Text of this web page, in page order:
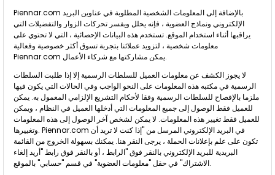
Piennar.com بالإضافة إلى المعلومات الشخصية المطلوبة في عناوين البريد
الإلكتروني ونماذج العضوية ، فإنه يحلل ويفسر تحركات الزوار والتفضيلات التي
يراقبها أثناء استخدام الموقع. تستخدم هذه البيانات الإحصائية ، التي لا تحتوي على
معلومات شخصية ، لتزويد عملائنا بتجربة تسوق أكثر خصوصية وفعالية
Piennar.com يمكن مشاركتها مع شركاء الأعمال.
لا يجوز الكشف عن معلومات العميل للسلطات الرسمية إلا إذا طلبت السلطات
الرسمية في مكتبه هذه المعلومات على النحو الواجب وفي الحالات التي يكون فيها
ملزما بالإفصاح للسلطات الرسمية وفقا لأحكام التشريع الإلزامي المعمول به. يمكن
للعميل فقط الوصول إلى جميع المعلومات التي أدخلها العميل في النظام ، ويمكن
للعميل فقط تغيير هذه المعلومات. لا يمكن لشخص آخر الوصول إلى هذه المعلومات
وتغييرها. Piennar.com في البريد الإلكتروني المرسل من "إذا كنت لا تريد أن
تكون على علم بإعلانات الحملة ، يرجى النقر هنا. يمكنك بسهولة الخروج من القائمة
البريدية للبريد الإلكتروني بالنقر فوق "الرابط ، أو بالنقر فوق رابط "أريد إلغاء
الاشتراك" في حقل "معلومات العضوية" في قسم "حسابي" بالموقع.